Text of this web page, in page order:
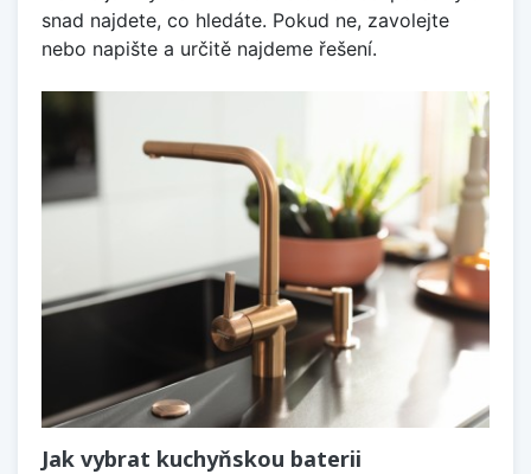
snad najdete, co hledáte. Pokud ne, zavolejte
nebo napište a určitě najdeme řešení.
Jak vybrat kuchyňskou baterii